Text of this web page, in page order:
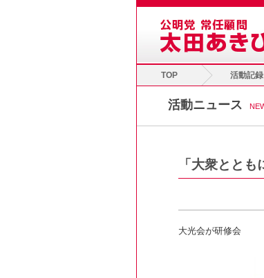
TOP 活動記録
活動ニュース
「大衆とと
大光会が研修会